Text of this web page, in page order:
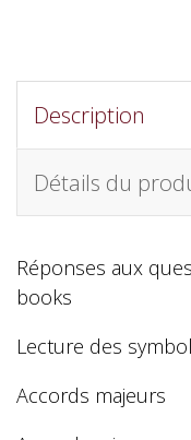
Description
Détails du
Réponses aux
books
Lecture des
Accords majeurs